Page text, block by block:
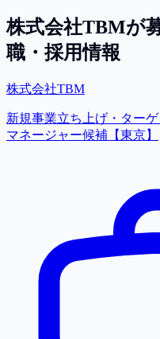
株式会社TBMが
職・採用情報
株式会社TBM
新規事業立ち上げ・ター
マネージャー候補【東京】